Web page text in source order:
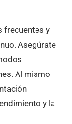
frecuentes y
Asegúrate
Al mismo
y la